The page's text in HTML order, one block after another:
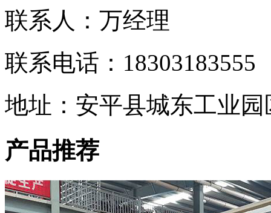
联系人：万经理
联系电话：18303183555
地址：安平县城东工业
产品推荐